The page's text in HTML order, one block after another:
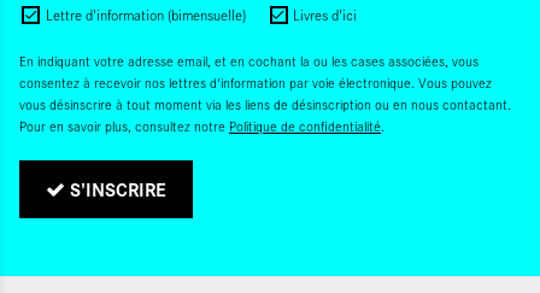
Lettre d'information (bimensuelle) Livres d'ici
En indiquant votre adresse email, et en cochant la ou les cases associées, vous
consentez à recevoir nos lettres d'information par voie électronique. Vous pouvez
vous désinscrire à tout moment via les liens de désinscription ou en nous contactant.
Pour en savoir plus, consultez notre Politique de confidentialité.
S'INSCRIRE